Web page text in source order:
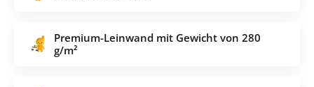
Premium-Leinwand mit Gewicht von 280
g/m²